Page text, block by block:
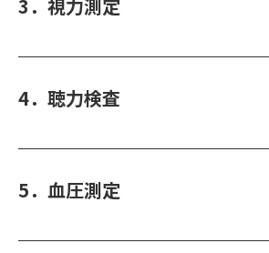
3．視力測定
4．聴力検査
5．血圧測定